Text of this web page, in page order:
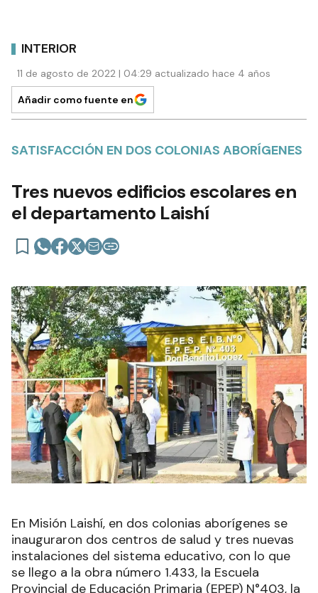
INTERIOR
11 de agosto de 2022 | 04:29 actualizado hace 4 años
Añadir como fuente en
SATISFACCIÓN EN DOS COLONIAS ABORÍGENES
Tres nuevos edificios escolares en
el departamento Laishí
En Misión Laishí, en dos colonias aborígenes se
inauguraron dos centros de salud y tres nuevas
instalaciones del sistema educativo, con lo que
se llego a la obra número 1.433, la Escuela
Provincial de Educación Primaria (EPEP) N°403, la